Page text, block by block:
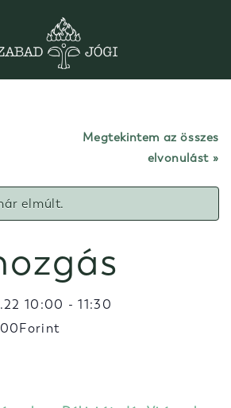
Megtekintem az összes
elvonulást
elmúlt.
10:00 -11:30